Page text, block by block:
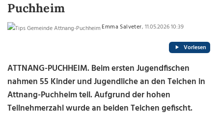
Puchheim
Emma Salveter, 11.05.2026 10:39
Vorlesen
ATTNANG-PUCHHEIM. Beim ersten Jugendfischen
nahmen 55 Kinder und Jugendliche an den Teichen in
Attnang-Puchheim teil. Aufgrund der hohen
Teilnehmerzahl wurde an beiden Teichen gefischt.